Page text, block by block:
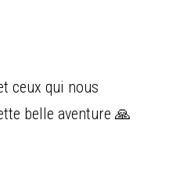
ceux qui nous
belle aventure 🙏